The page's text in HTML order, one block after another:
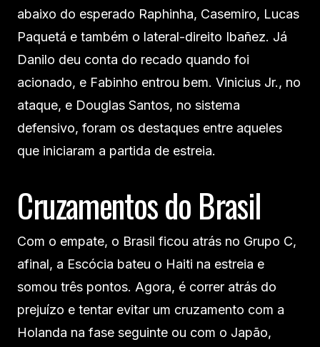
abaixo do esperado Raphinha, Casemiro, Lucas
Paquetá e também o lateral-direito Ibañez. Já
Danilo deu conta do recado quando foi
acionado, e Fabinho entrou bem. Vinicius Jr., no
ataque, e Douglas Santos, no sistema
defensivo, foram os destaques entre aqueles
que iniciaram a partida de estreia.
Cruzamentos do Brasil
Com o empate, o Brasil ficou atrás no Grupo C,
afinal, a Escócia bateu o Haiti na estreia e
somou três pontos. Agora, é correr atrás do
prejuízo e tentar evitar um cruzamento com a
Holanda na fase seguinte ou com o Japão,